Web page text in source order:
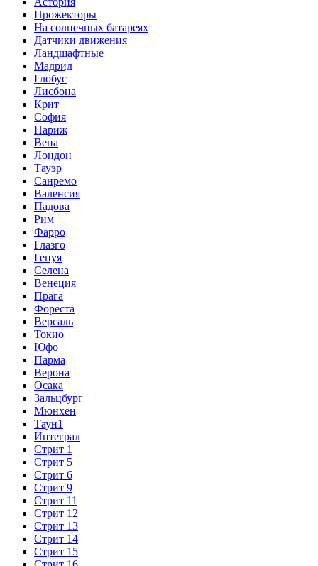
Прожекторы
На солнечных батареях
Датчики движения
Ландшафтные
Мадрид
Глобус
Лисбона
Крит
София
Париж
Вена
Лондон
Тауэр
Санремо
Валенсия
Падова
Рим
Фарро
Глазго
Генуя
Селена
Венеция
Прага
Фореста
Версаль
Токио
Юфо
Парма
Верона
Осака
Зальцбург
Мюнхен
Таун1
Интеграл
Стрит 1
Стрит 5
Стрит 6
Стрит 9
Стрит 11
Стрит 12
Стрит 13
Стрит 14
Стрит 15